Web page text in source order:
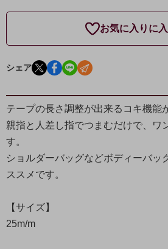
お気に入りに
シェア
テープの長さ調整が出来るコキ機能
親指と人差し指でつまむだけで、ワ
す。
ショルダーバッグなどボディーバッ
ススメです。
【サイズ】
25m/m